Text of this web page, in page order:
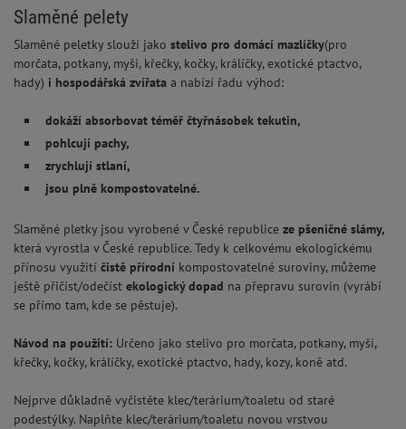
Slaměné pelety
Slaměné peletky slouží jako stelivo pro domácí mazlíčky(pro
morčata, potkany, myši, křečky, kočky, králíčky, exotické ptactvo,
hady) i hospodářská zvířata a nabízí řadu výhod:
dokáží absorbovat téměř čtyřnásobek tekutin,
pohlcují pachy,
zrychlují stlaní,
jsou plně kompostovatelné.
Slaměné pletky jsou vyrobené v České republice ze pšeničné slámy,
která vyrostla v České republice. Tedy k celkovému ekologickému
přínosu využití čistě přírodní kompostovatelné suroviny, můžeme
ještě přičíst/odečíst ekologický dopad na přepravu surovin (vyrábí
se přímo tam, kde se pěstuje).
Návod na použití: Určeno jako stelivo pro morčata, potkany, myši,
křečky, kočky, králíčky, exotické ptactvo, hady, kozy, koně atd.
Nejprve důkladně vyčistěte klec/terárium/toaletu od staré
podestýlky. Naplňte klec/terárium/toaletu novou vrstvou